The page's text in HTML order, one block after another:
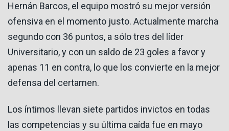
Hernán Barcos, el equipo mostró su mejor versión
ofensiva en el momento justo. Actualmente marcha
segundo con 36 puntos, a sólo tres del líder
Universitario, y con un saldo de 23 goles a favor y
apenas 11 en contra, lo que los convierte en la mejor
defensa del certamen.
Los íntimos llevan siete partidos invictos en todas
las competencias y su última caída fue en mayo